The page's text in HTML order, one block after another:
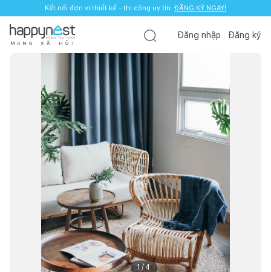
Kết nối đơn vị thiết kế - thi công uy tín. ĐĂNG KÝ NGAY!
M Ạ N G X Ã H Ộ I
Đăng nhập Đăng ký
1/4